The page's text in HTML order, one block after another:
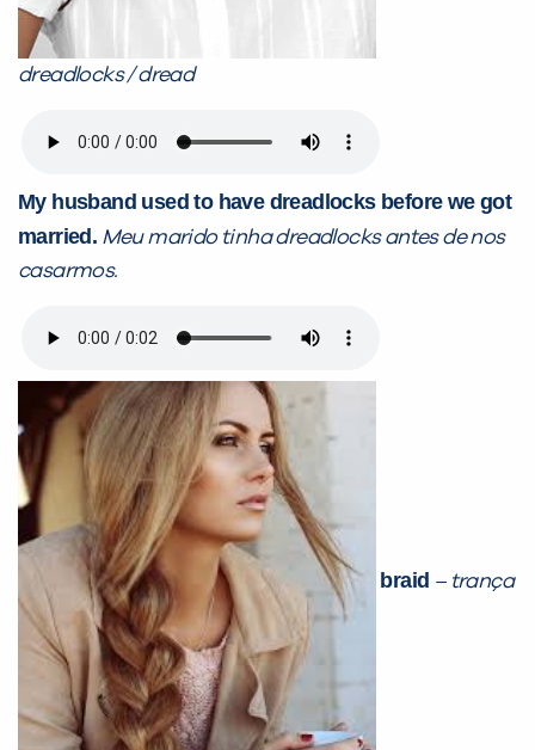
dreadlocks / dread
My husband used to have dreadlocks before we got
married. Meu marido tinha dreadlocks antes de nos
casarmos.
braid – trança